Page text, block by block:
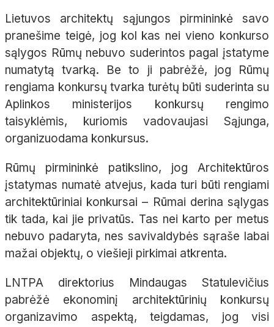
Lietuvos architektų sąjungos pirmininkė savo
pranešime teigė, jog kol kas nei vieno konkurso
sąlygos Rūmų nebuvo suderintos pagal įstatyme
numatytą tvarką. Be to ji pabrėžė, jog Rūmų
rengiama konkursų tvarka turėtų būti suderinta su
Aplinkos ministerijos konkursų rengimo
taisyklėmis, kuriomis vadovaujasi Sąjunga,
organizuodama konkursus.
Rūmų pirmininkė patikslino, jog Architektūros
įstatymas numatė atvejus, kada turi būti rengiami
architektūriniai konkursai – Rūmai derina sąlygas
tik tada, kai jie privatūs. Tas nei karto per metus
nebuvo padaryta, nes savivaldybės sąraše labai
mažai objektų, o viešieji pirkimai atkrenta.
LNTPA direktorius Mindaugas Statulevičius
pabrėžė ekonominį architektūrinių konkursų
organizavimo aspektą, teigdamas, jog visi